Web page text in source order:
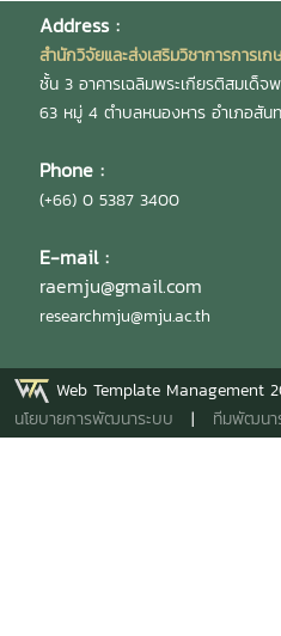
งานวิจัย และบริการวิชาการ โด
การกองบริหารงานวิจัย นางสุรี
บริหารและธุรการ และ นางสาวเ
ตำแหน่งหัวหน้างานคลังและพัสดุ
สามารถนำไปประยุกต์ใช้ในการป
และถูกต้องตามระเบียบ โดยมี ผู้
เข้าร่วมกิจกรรมดังกล่าวอย่าง
มหาวิทยาลัยแม่โจ้
Address :
สำนักวิจัยและส่งเสริมวิชาการการเ
ชั้น 3 อาคารเฉลิมพระเกียรติสมเด็จ
63 หมู่ 4 ตำบลหนองหาร อำเภอสัน
Phone :
(+66) 0 5387 3400
E-mail :
raemju@gmail.com
researchmju@mju.ac.th
Web Template Management
นโยบายการพัฒนาระบบ | ทีมพัฒนา